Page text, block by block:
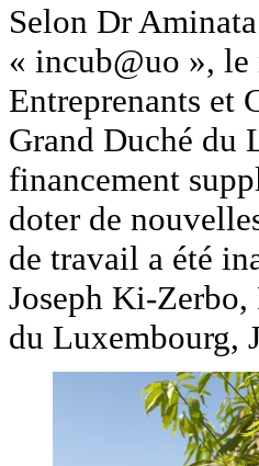
Selon Dr
« incub@uo », le
Entreprenants et
Grand Duché du
financement
doter de
de travail a été
Joseph Ki-Zerbo,
du Luxembourg,